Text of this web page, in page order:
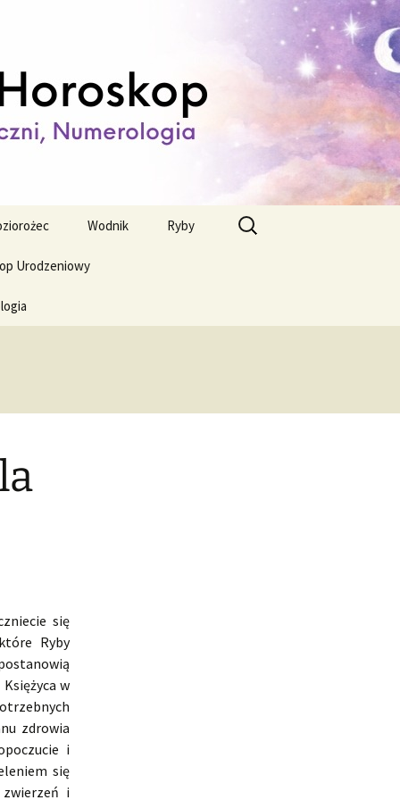
Wodnik Ryby
Urodzeniowy
Szukaj:
się
Ryby
w
zdrowia
i
się
i